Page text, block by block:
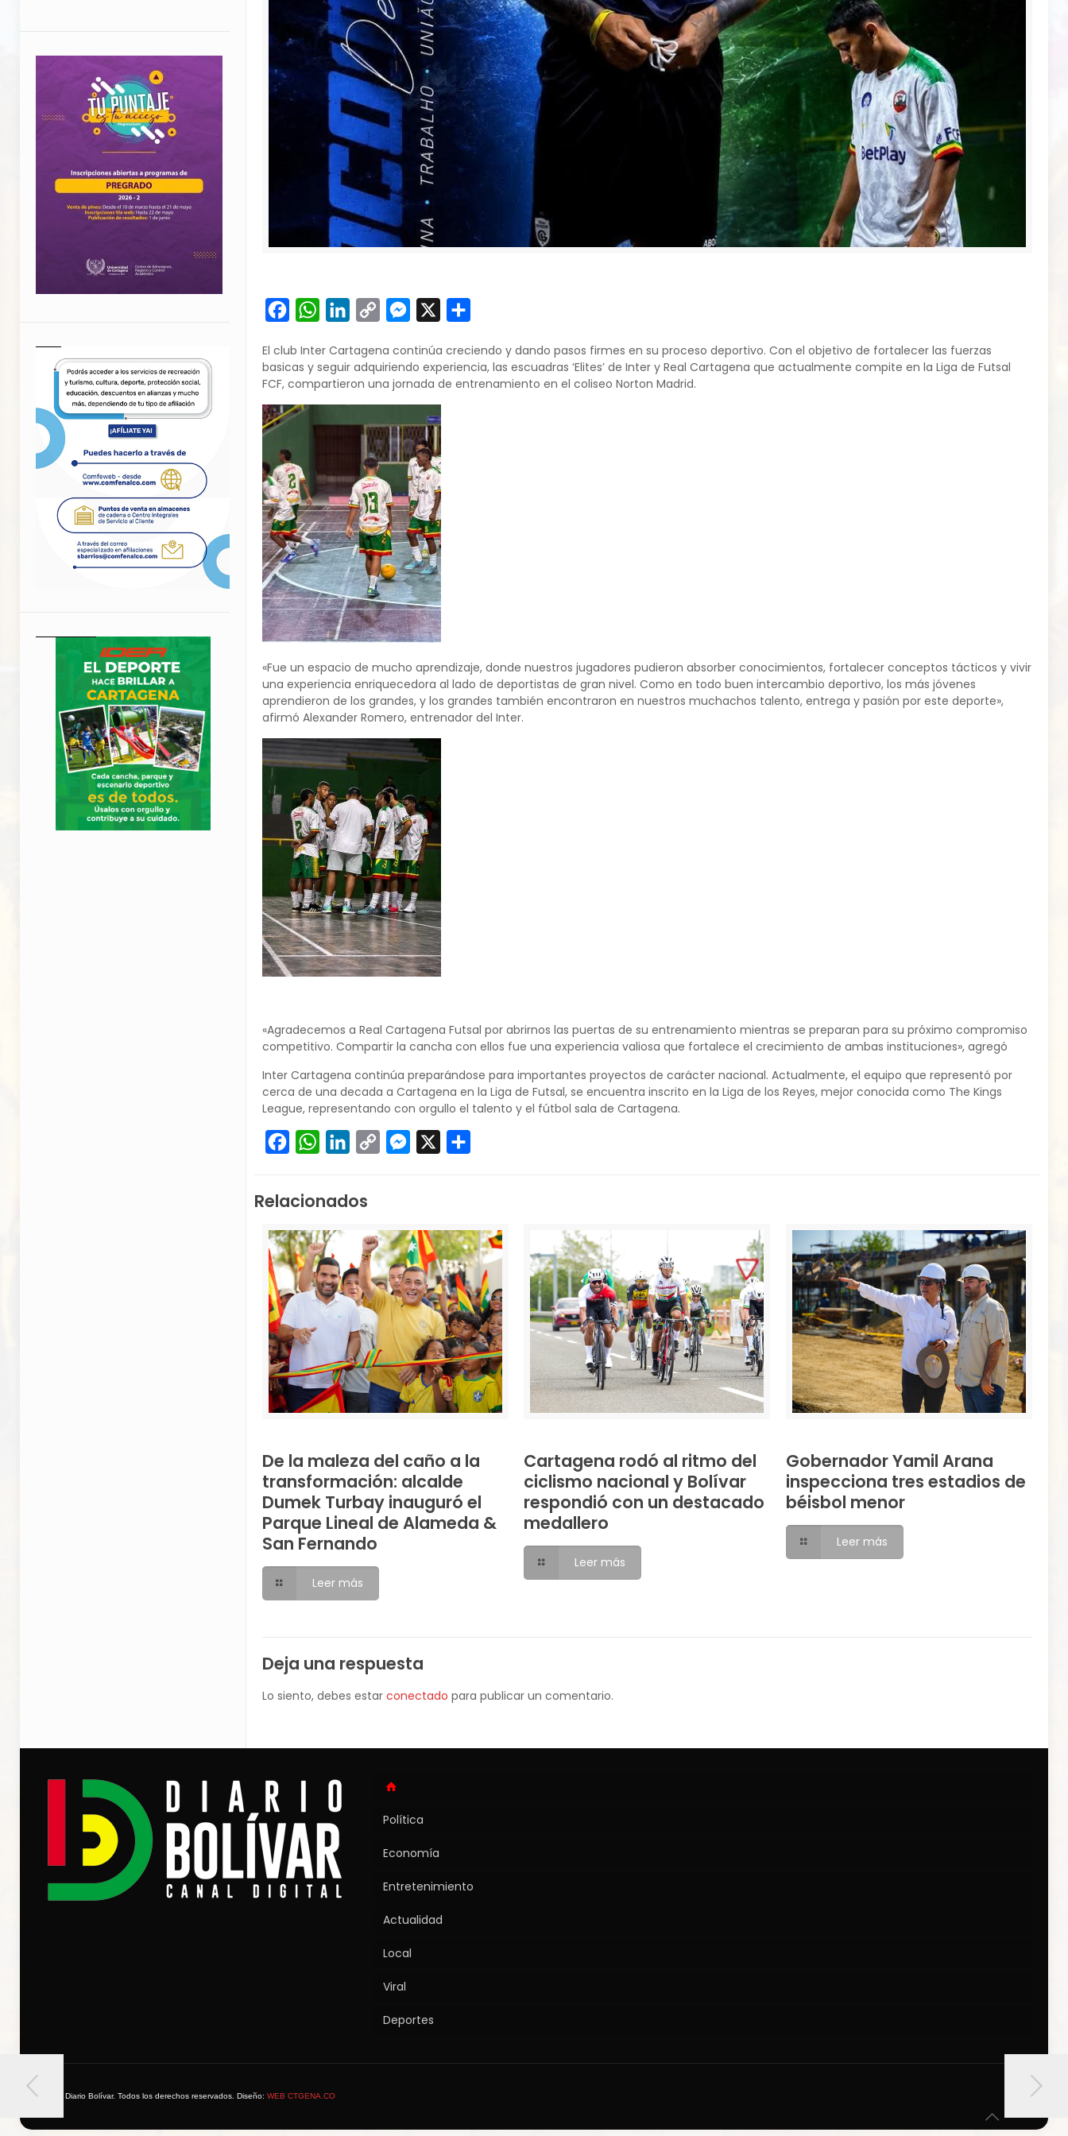
FacebookWhatsAppLinkedIn
Copy
Messenger
El club Inter Cartagena continúa creciendo y dando pasos firmes en su proceso deportivo. Con el objetivo de fortalecer las fuerzas
basicas y seguir adquiriendo experiencia, las escuadras ‘Elites’ de Inter y Real Cartagena que actualmente compite en la Liga de Futsal
FCF, compartieron una jornada de entrenamiento en el coliseo Norton Madrid.
«Fue un espacio de mucho aprendizaje, donde nuestros jugadores pudieron absorber conocimientos, fortalecer conceptos tácticos y vivir
una experiencia enriquecedora al lado de deportistas de gran nivel. Como en todo buen intercambio deportivo, los más jóvenes
aprendieron de los grandes, y los grandes también encontraron en nuestros muchachos talento, entrega y pasión por este deporte»,
afirmó Alexander Romero, entrenador del Inter.
«Agradecemos a Real Cartagena Futsal por abrirnos las puertas de su entrenamiento mientras se preparan para su próximo compromiso
competitivo. Compartir la cancha con ellos fue una experiencia valiosa que fortalece el crecimiento de ambas instituciones», agregó
Inter Cartagena continúa preparándose para importantes proyectos de carácter nacional. Actualmente, el equipo que representó por
cerca de una decada a Cartagena en la Liga de Futsal, se encuentra inscrito en la Liga de los Reyes, mejor conocida como The Kings
League, representando con orgullo el talento y el fútbol sala de Cartagena.
FacebookWhatsAppLinkedIn
Copy
Messenger
Relacionados
De la maleza del caño a la
transformación: alcalde
Dumek Turbay inauguró el
Parque Lineal de Alameda &
San Fernando
Leer más
Cartagena rodó al ritmo del
ciclismo nacional y Bolívar
respondió con un destacado
medallero
Leer más
Gobernador Yamil Arana
inspecciona tres estadios de
béisbol menor
Leer más
Deja una respuesta
Lo siento, debes estar conectado para publicar un comentario.
Política
Economía
Entretenimiento
Actualidad
Local
Viral
Deportes
© 2026 Diario Bolívar. Todos los derechos reservados. Diseño: WEB CTGENA.CO